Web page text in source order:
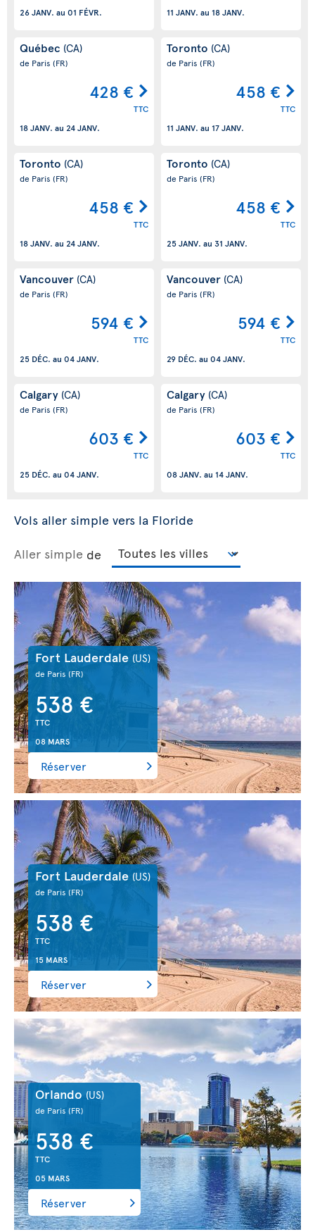
26 JANV. au 01 FÉVR.
11 JANV. au 18 JANV.
Québec (CA)
de Paris (FR)
428 €
TTC
18 JANV. au 24 JANV.
Toronto (CA)
de Paris (FR)
458 €
TTC
11 JANV. au 17 JANV.
Toronto (CA)
de Paris (FR)
458 €
TTC
18 JANV. au 24 JANV.
Toronto (CA)
de Paris (FR)
458 €
TTC
25 JANV. au 31 JANV.
Vancouver (CA)
de Paris (FR)
594 €
TTC
25 DÉC. au 04 JANV.
Vancouver (CA)
de Paris (FR)
594 €
TTC
29 DÉC. au 04 JANV.
Calgary (CA)
de Paris (FR)
603 €
TTC
25 DÉC. au 04 JANV.
Calgary (CA)
de Paris (FR)
603 €
TTC
08 JANV. au 14 JANV.
Vols aller simple vers la Floride
Aller simple de
Fort Lauderdale (US)
de Paris (FR)
538 €
TTC
08 MARS
Réserver
Fort Lauderdale (US)
de Paris (FR)
538 €
TTC
15 MARS
Réserver
Orlando (US)
de Paris (FR)
538 €
TTC
05 MARS
Réserver